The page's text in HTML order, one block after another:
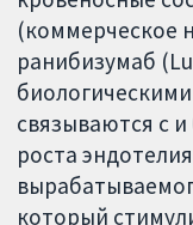
(коммерческое
ранибизумаб
связываются с
роста
который